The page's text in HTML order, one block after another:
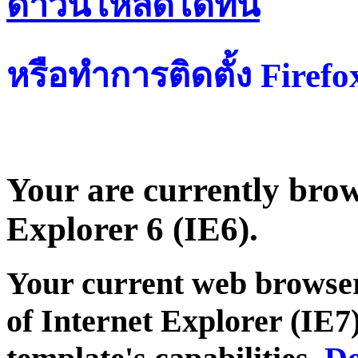
หรือทำการติดตั้ง
Your are currently
Explorer 6 (IE6).
Your current web
of Internet Explorer